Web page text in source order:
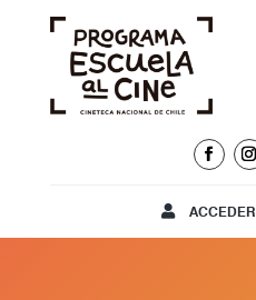
ACCEDER